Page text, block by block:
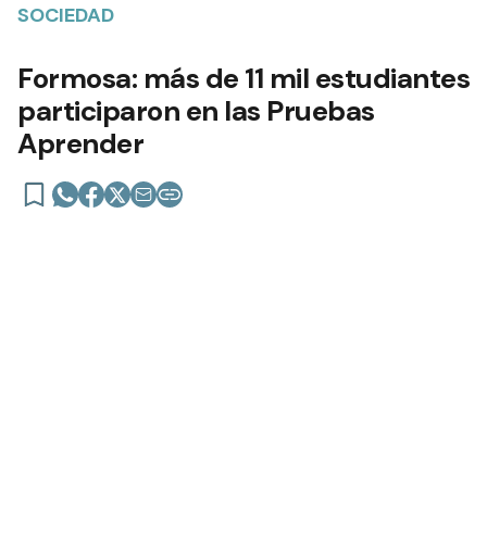
SOCIEDAD
Formosa: más de 11 mil estudiantes
participaron en las Pruebas
Aprender